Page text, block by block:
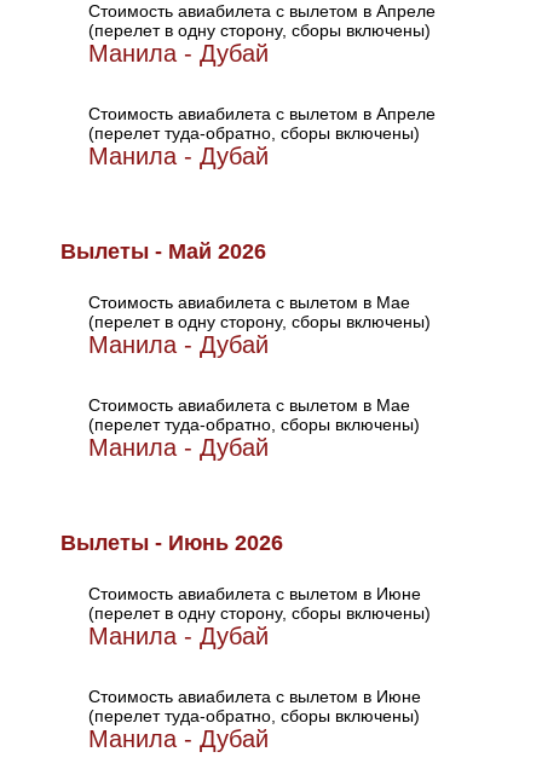
Стоимость авиабилета с вылетом в Апреле
(перелет в одну сторону, сборы включены)
Манила - Дубай
Стоимость авиабилета с вылетом в Апреле
(перелет туда-обратно, сборы включены)
Манила - Дубай
Вылеты - Май 2026
Стоимость авиабилета с вылетом в Мае
(перелет в одну сторону, сборы включены)
Манила - Дубай
Стоимость авиабилета с вылетом в Мае
(перелет туда-обратно, сборы включены)
Манила - Дубай
Вылеты - Июнь 2026
Стоимость авиабилета с вылетом в Июне
(перелет в одну сторону, сборы включены)
Манила - Дубай
Стоимость авиабилета с вылетом в Июне
(перелет туда-обратно, сборы включены)
Манила - Дубай